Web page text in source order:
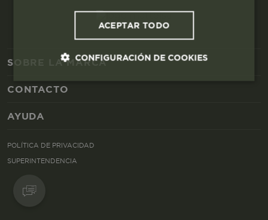
SOBRE LA MARCA
CONTACTO
AYUDA
POLÍTICA DE PRIVACIDAD
SUPERINTENDENCIA
ACEPTAR TODO
CONFIGURACIÓN DE COOKIES